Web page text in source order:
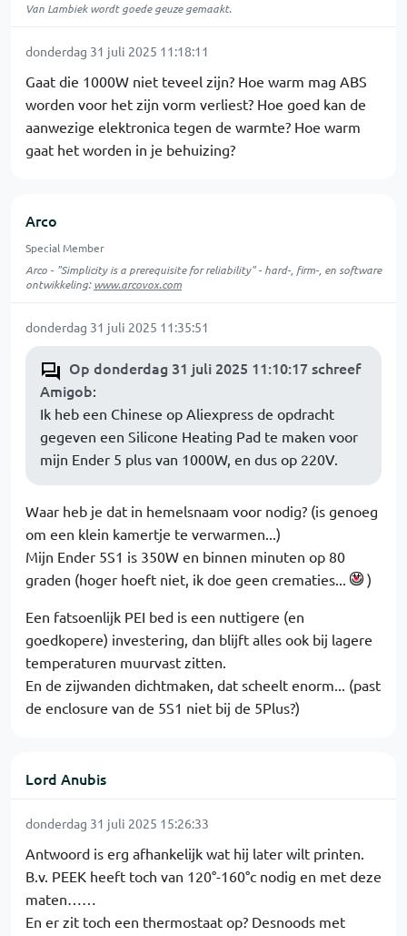
Van Lambiek wordt goede geuze gemaakt.
donderdag 31 juli 2025 11:18:11
Gaat die 1000W niet teveel zijn? Hoe warm mag ABS
worden voor het zijn vorm verliest? Hoe goed kan de
aanwezige elektronica tegen de warmte? Hoe warm
gaat het worden in je behuizing?
Arco
Special Member
Arco - "Simplicity is a prerequisite for reliability" - hard-, firm-, en software
ontwikkeling:www.arcovox.com
donderdag 31 juli 2025 11:35:51
Op donderdag 31 juli 2025 11:10:17 schreef
Amigob:
Ik heb een Chinese op Aliexpress de opdracht
gegeven een Silicone Heating Pad te maken voor
mijn Ender 5 plus van 1000W, en dus op 220V.
Waar heb je dat in hemelsnaam voor nodig? (is genoeg
om een klein kamertje te verwarmen...)
Mijn Ender 5S1 is 350W en binnen minuten op 80
graden (hoger hoeft niet, ik doe geen crematies...
)
Een fatsoenlijk PEI bed is een nuttigere (en
goedkopere) investering, dan blijft alles ook bij lagere
temperaturen muurvast zitten.
En de zijwanden dichtmaken, dat scheelt enorm... (past
de enclosure van de 5S1 niet bij de 5Plus?)
Lord Anubis
donderdag 31 juli 2025 15:26:33
Antwoord is erg afhankelijk wat hij later wilt printen.
B.v. PEEK heeft toch van 120°-160°c nodig en met deze
maten……
En er zit toch een thermostaat op? Desnoods met